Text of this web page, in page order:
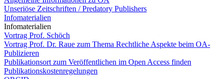
Unseriöse Zeitschriften / Predatory Publishers
Infomaterialien
Infomaterialien
Vortrag Prof. Schöch
Vortrag Prof. Dr. Raue zum Thema Rechtliche Aspekte beim OA-
Publizieren
Publikationsort zum Veröffentlichen im Open Access finden
Publikationskostenregelungen